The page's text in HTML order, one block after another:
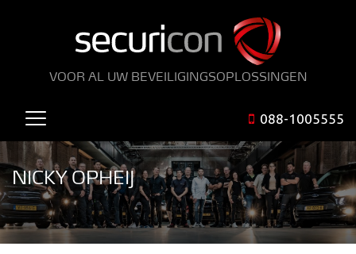
VOOR AL UW BEVEILIGINGSOPLOSSINGEN
088-1005555
NICKY OPHEIJ